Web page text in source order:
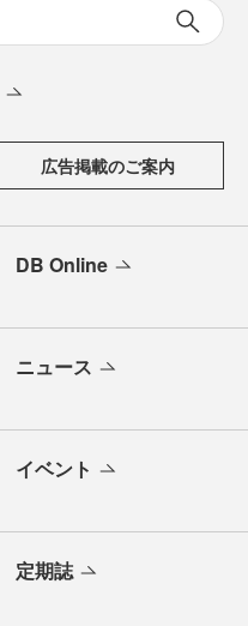
広告掲載のご案内
DB Online
ニュース
イベント
定期誌